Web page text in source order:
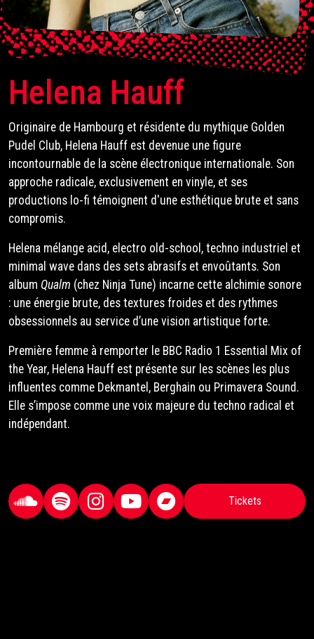
Helena Hauff
Originaire de Hambourg et résidente du mythique Golden
Pudel Club, Helena Hauff est devenue une figure
incontournable de la scène électronique internationale. Son
approche radicale, exclusivement en vinyle, et ses
productions lo-fi témoignent d'une esthétique brute et sans
compromis.
Helena mélange acid, electro old-school, techno industriel et
minimal wave dans des sets abrasifs et envoûtants. Son
album Qualm (chez Ninja Tune) incarne cette alchimie sonore
: une énergie brute, des textures froides et des rythmes
obsessionnels au service d’une vision artistique forte.
Première femme à remporter le BBC Radio 1 Essential Mix of
the Year, Helena Hauff est présente sur les scènes les plus
influentes comme Dekmantel, Berghain ou Primavera Sound.
Elle s’impose comme une voix majeure du techno radical et
indépendant.
Tickets